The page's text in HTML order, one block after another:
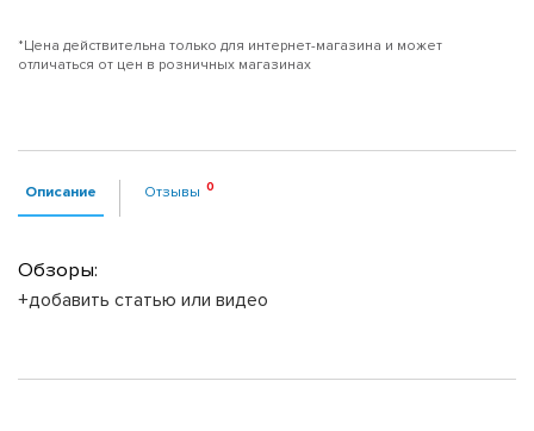
*Цена действительна только для интернет-магазина и может
отличаться от цен в розничных магазинах
Описание Отзывы
Обзоры:
+добавить статью или видео